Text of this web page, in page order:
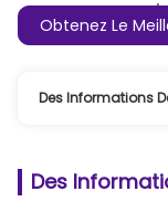
Conditions De
Paiement:
Obtenez Le
Des Informations
Des